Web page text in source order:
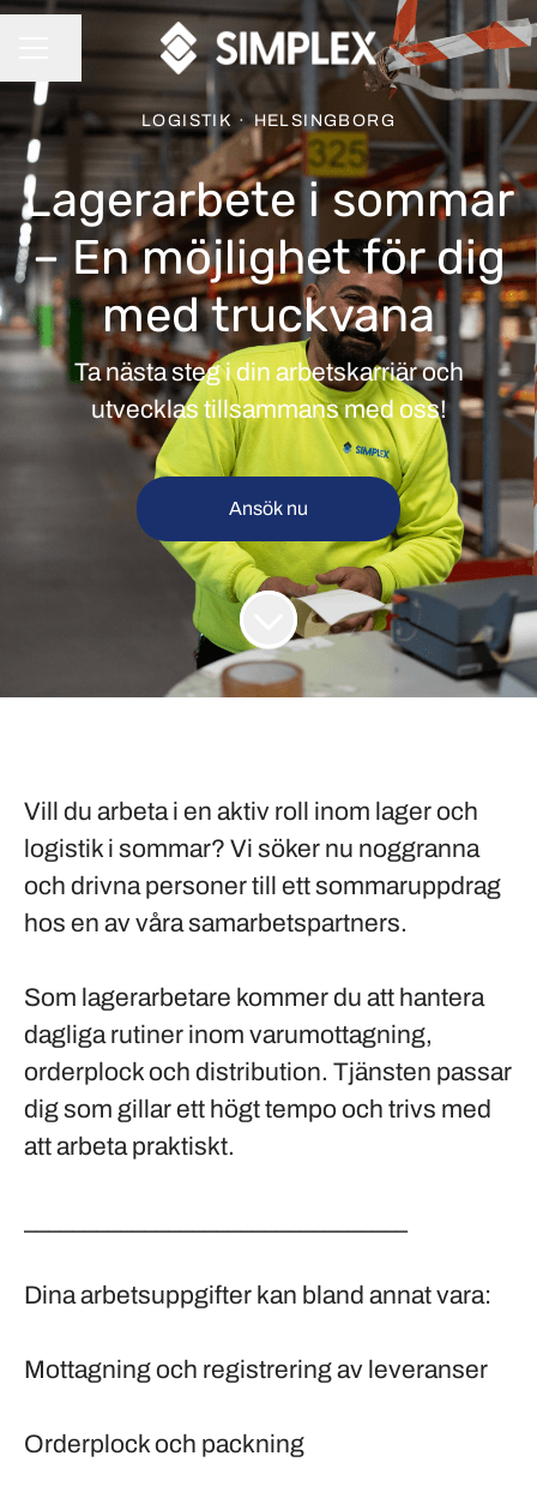
KARRIÄRMENY
Dela sidan
LOGISTIK · HELSINGBORG
Lagerarbete i sommar
– En möjlighet för dig
med truckvana
Ta nästa steg i din arbetskarriär och
utvecklas tillsammans med oss!
Ansök nu
Vill du arbeta i en aktiv roll inom lager och
logistik i sommar? Vi söker nu noggranna
och drivna personer till ett sommaruppdrag
hos en av våra samarbetspartners.
Som lagerarbetare kommer du att hantera
dagliga rutiner inom varumottagning,
orderplock och distribution. Tjänsten passar
dig som gillar ett högt tempo och trivs med
att arbeta praktiskt.
Dina arbetsuppgifter kan bland annat vara:
Mottagning och registrering av leveranser
Orderplock och packning